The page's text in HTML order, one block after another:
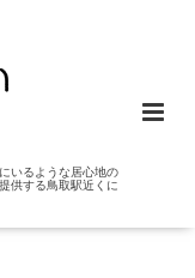
いるような居心地の
供する鳥取駅近くに